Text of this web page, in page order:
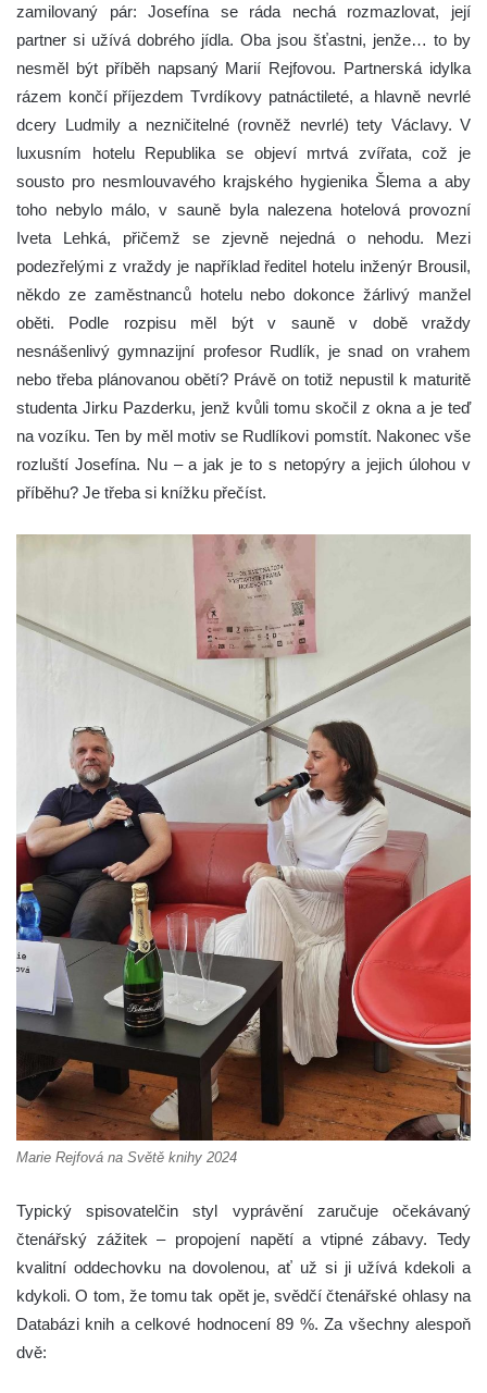
zamilovaný pár: Josefína se ráda nechá rozmazlovat, její
partner si užívá dobrého jídla. Oba jsou šťastni, jenže… to by
nesměl být příběh napsaný Marií Rejfovou. Partnerská idylka
rázem končí příjezdem Tvrdíkovy patnáctileté, a hlavně nevrlé
dcery Ludmily a nezničitelné (rovněž nevrlé) tety Václavy. V
luxusním hotelu Republika se objeví mrtvá zvířata, což je
sousto pro nesmlouvavého krajského hygienika Šlema a aby
toho nebylo málo, v sauně byla nalezena hotelová provozní
Iveta Lehká, přičemž se zjevně nejedná o nehodu. Mezi
podezřelými z vraždy je například ředitel hotelu inženýr Brousil,
někdo ze zaměstnanců hotelu nebo dokonce žárlivý manžel
oběti. Podle rozpisu měl být v sauně v době vraždy
nesnášenlivý gymnazijní profesor Rudlík, je snad on vrahem
nebo třeba plánovanou obětí? Právě on totiž nepustil k maturitě
studenta Jirku Pazderku, jenž kvůli tomu skočil z okna a je teď
na vozíku. Ten by měl motiv se Rudlíkovi pomstít. Nakonec vše
rozluští Josefína. Nu – a jak je to s netopýry a jejich úlohou v
příběhu? Je třeba si knížku přečíst.
Marie Rejfová na Světě knihy 2024
Typický spisovatelčin styl vyprávění zaručuje očekávaný
čtenářský zážitek – propojení napětí a vtipné zábavy. Tedy
kvalitní oddechovku na dovolenou, ať už si ji užívá kdekoli a
kdykoli. O tom, že tomu tak opět je, svědčí čtenářské ohlasy na
Databázi knih a celkové hodnocení 89 %. Za všechny alespoň
dvě: